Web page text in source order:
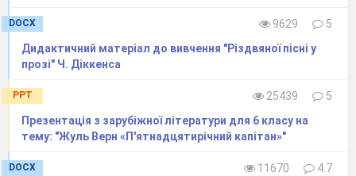
DOCX 9629
5
Дидактичний матеріал до вивчення "Різдвяної пісні у
прозі" Ч. Діккенса
PPT 25439
5
Презентація з зарубіжної літератури для 6 класу на
тему: "Жуль Верн «П'ятнадцятирічний капітан»"
DOCX 11670
4.7